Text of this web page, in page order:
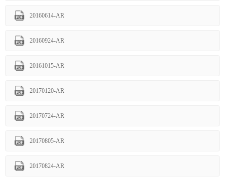
20160614-AR
20160924-AR
20161015-AR
20170120-AR
20170724-AR
20170805-AR
20170824-AR